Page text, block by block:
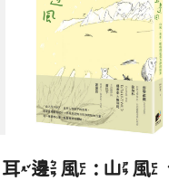
耳邊風 : 山風